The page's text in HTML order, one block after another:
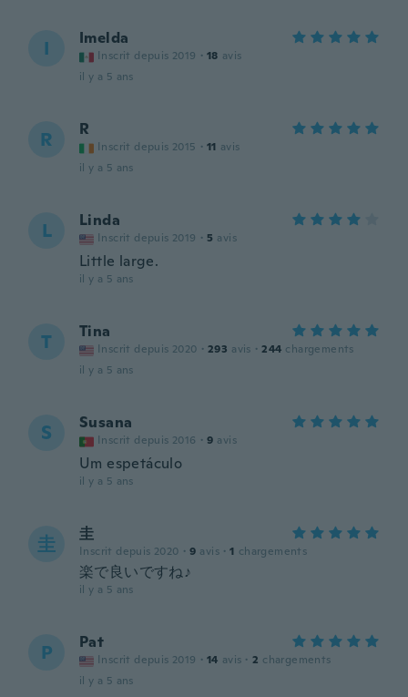
I Imelda
Inscrit depuis 2019 · 18 avis
il y a 5 ans
R R
Inscrit depuis 2015 · 11 avis
il y a 5 ans
L Linda
Inscrit depuis 2019 · 5 avis
Little large.
il y a 5 ans
T Tina
Inscrit depuis 2020 · 293 avis · 244 chargements
il y a 5 ans
S Susana
Inscrit depuis 2016 · 9 avis
Um espetáculo
il y a 5 ans
圭 圭
Inscrit depuis 2020 · 9 avis · 1 chargements
楽で良いですね♪
il y a 5 ans
P Pat
Inscrit depuis 2019 · 14 avis · 2 chargements
il y a 5 ans